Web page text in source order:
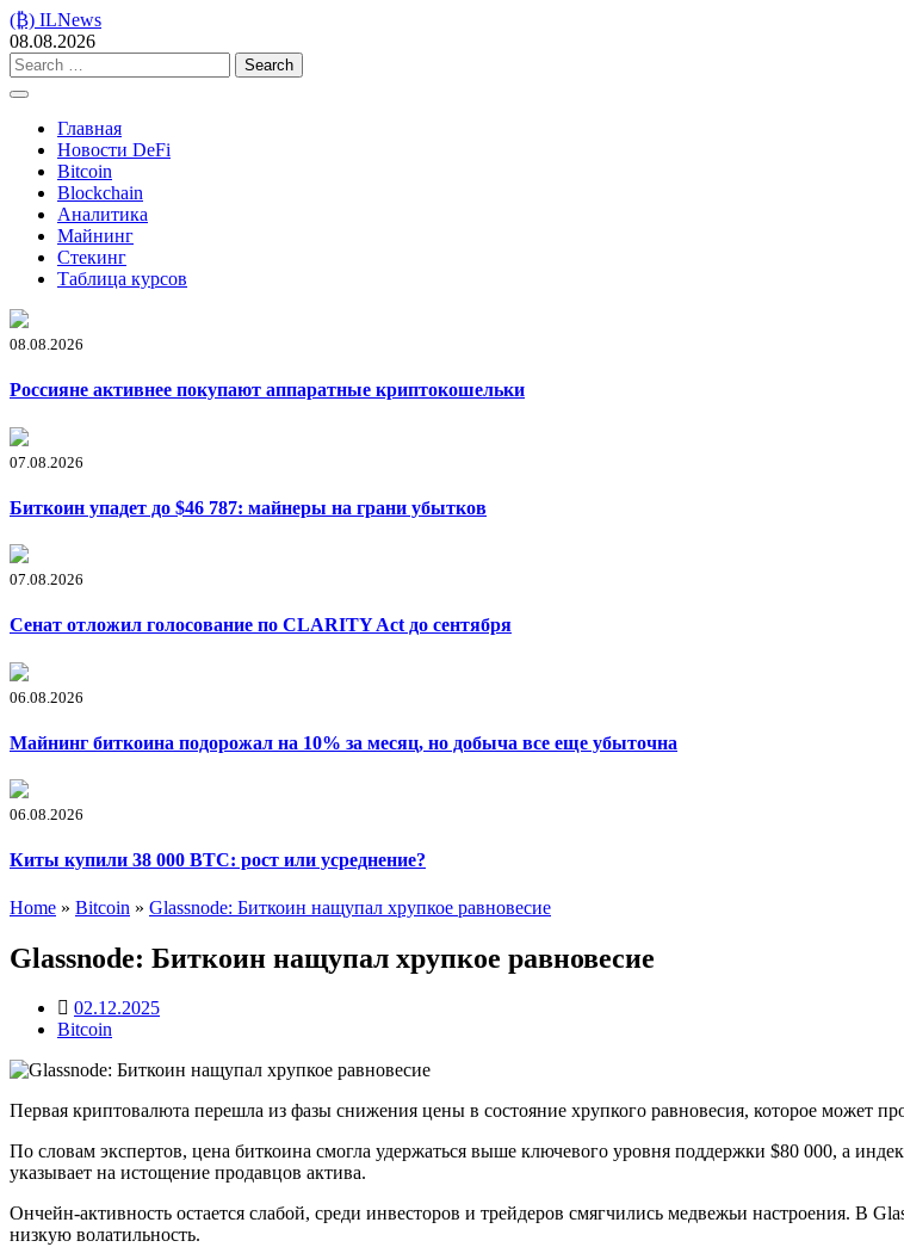
Skip
to
content
(₿) ILNews
08.08.2026
Search
for:
Главная
Новости DeFi
Bitcoin
Blockchain
Аналитика
Майнинг
Стекинг
Таблица курсов
08.08.2026
Россияне активнее покупают аппаратные криптокошельки
07.08.2026
Биткоин упадет до $46 787: майнеры на грани убытков
07.08.2026
Сенат отложил голосование по CLARITY Act до сентября
06.08.2026
Майнинг биткоина подорожал на 10% за месяц, но добыча все еще убыточна
06.08.2026
Киты купили 38 000 BTC: рост или усреднение?
Home » Bitcoin » Glassnode: Биткоин нащупал хрупкое равновесие
Glassnode: Биткоин нащупал хрупкое равновесие
02.12.2025
Bitcoin
Первая криптовалюта перешла из фазы снижения цены в состояние хрупкого равновесия, которое может
По словам экспертов, цена биткоина смогла удержаться выше ключевого уровня поддержки $80 000, а
указывает на истощение продавцов актива.
Ончейн-активность остается слабой, среди инвесторов и трейдеров смягчились медвежьи настроения. В
низкую волатильность.